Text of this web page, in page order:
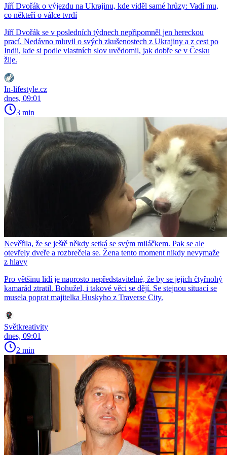
Jiří Dvořák o výjezdu na Ukrajinu, kde viděl samé hrůzy: Vadí mu,
co někteří o válce tvrdí
Jiří Dvořák se v posledních týdnech nepřipomněl jen hereckou
prací. Nedávno mluvil o svých zkušenostech z Ukrajiny a z cest po
Indii, kde si podle vlastních slov uvědomil, jak dobře se v Česku
žije.
In-lifestyle.cz
dnes, 09:01
3 min
Nevěřila, že se ještě někdy setká se svým miláčkem. Pak se ale
otevřely dveře a rozbrečela se. Žena tento moment nikdy nevymaže
z hlavy
Pro většinu lidí je naprosto nepředstavitelné, že by se jejich čtyřnohý
kamarád ztratil. Bohužel, i takové věci se dějí. Se stejnou situací se
musela poprat majitelka Huskyho z Traverse City.
Světkreativity
dnes, 09:01
2 min